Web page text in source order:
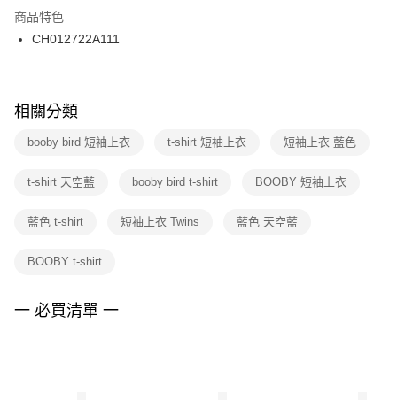
２．訂單成立數日內，您將收到繳費通知簡訊。
３．收到繳費通知簡訊後14天內，點擊此簡訊中的連結，可透過四大超商／
ATM／網路銀行／等多元方式進行付款，方視為交易完成。
※ 交易是否成功請以「AFTEE先享後付 」之結帳頁面顯示為準，若有關於
是否繳費成功／繳費後需取消欲退款等相關疑問，請聯繫「AFTEE先享後付
客戶支援中心」https://netprotections.freshdesk.com/support/home
１．透過由恩沛科技股份有限公司提供之「AFTEE先享後付」服務完成之交
權轉讓予恩沛科技股份有限公司。
３．未成年的使用者請事先徵得法定代理人或監護人之同意方可使用
４．使用「AFTEE先享後付」時，將依據個別帳號之用戶狀況，依本公司即
付款後門市自取
每筆NT$100，滿NT$1,500(含以上)免運費
商品特色
CH012722A111
相關分類
booby bird 短袖上衣 t-shirt 短袖上衣 短袖上衣 藍色
t-shirt 天空藍 booby bird t-shirt BOOBY 短袖上衣
藍色 t-shirt 短袖上衣 Twins 藍色 天空藍
BOOBY t-shirt
一 必買清單 一